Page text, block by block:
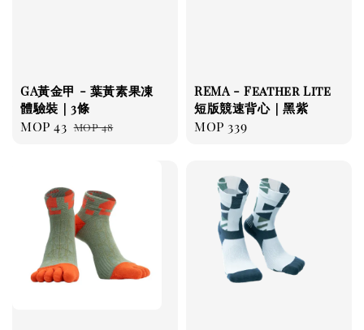
GA黃金甲 - 葉黃素果凍
體驗裝｜3條
Sale
MOP 43 Regular
MOP 48
REMA - Feather Lite
短版競速背心｜黑紫
Regular
MOP 339